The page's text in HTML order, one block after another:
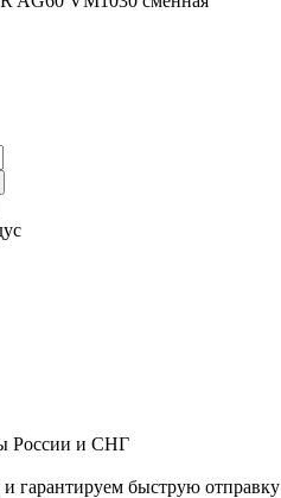
России и СНГ
гарантируем быструю отправку